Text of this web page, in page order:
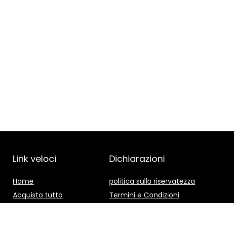
Link veloci
Home
Acquista tutto
Dichiarazioni
politica sulla riservatezza
Termini e Condizioni